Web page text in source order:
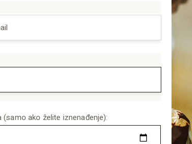
(samo ako želite iznenađenje):